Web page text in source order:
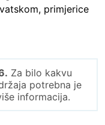
primjerice
Za bilo kakvu
potrebna je
informacija.